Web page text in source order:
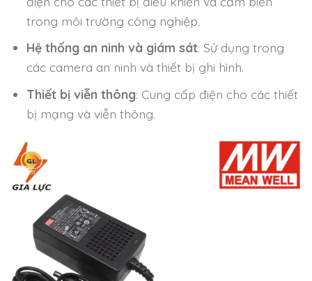
trong môi trường công nghiệp.
Hệ thống an ninh và giám sát: Sử dụng trong
các camera an ninh và thiết bị ghi hình.
Thiết bị viễn thông: Cung cấp điện cho các thiết
bị mạng và viễn thông.